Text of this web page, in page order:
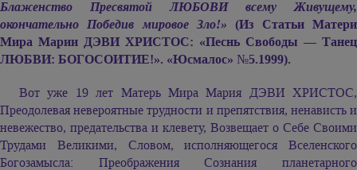
Блаженство Пресвятой ЛЮБОВИ всему Живущему,
окончательно Победив мировое Зло!»(Из Статьи Матери
Мира Марии ДЭВИ ХРИСТОС: «Песнь Свободы — Танец
ЛЮБВИ: БОГОСОИТИЕ!». «Юсмалос» №5.1999).
Вот уже 19 лет Матерь МираМария ДЭВИ ХРИСТОС,
Преодолевая невероятные трудности и препятствия, ненависть и
невежество, предательства и клевету, Возвещает о Себе Своими
Трудами Великими, Словом, исполняющегося Вселенского
Богозамысла: Преображения Сознания планетарного